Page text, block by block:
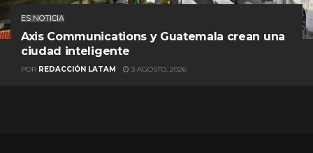
ES NOTICIA
Axis Communications y Guatemala crean una
ciudad inteligente
POR REDACCIÓN LATAM 3 AGOSTO, 2026